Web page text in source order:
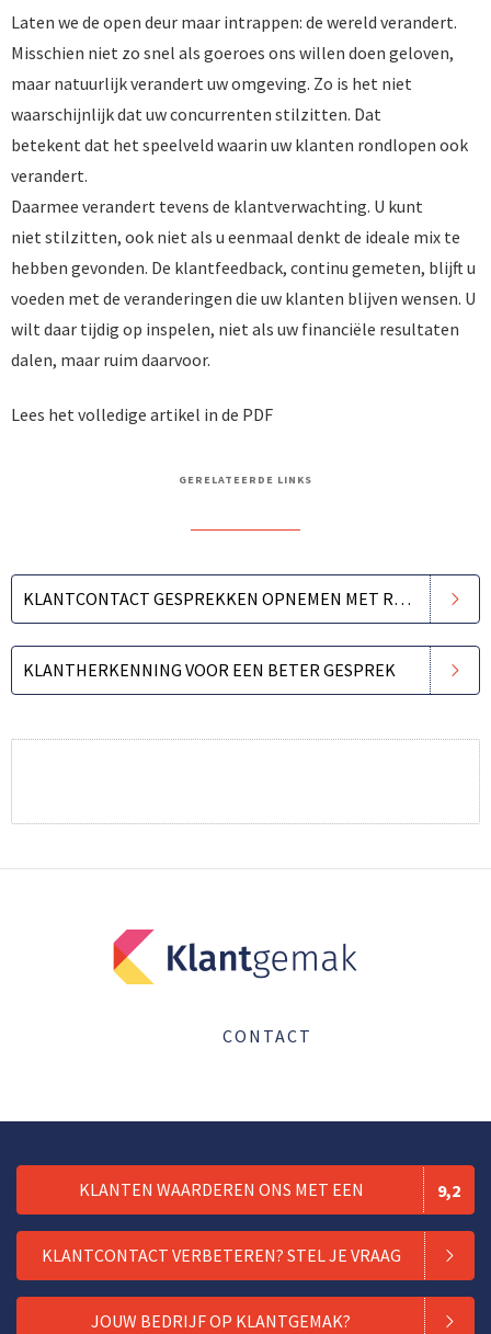
Laten we de open deur maar intrappen: de wereld verandert.
Misschien niet zo snel als goeroes ons willen doen geloven,
maar natuurlijk verandert uw omgeving. Zo is het niet
waarschijnlijk dat uw concurrenten stilzitten. Dat
betekent dat het speelveld waarin uw klanten rondlopen ook
verandert.
Daarmee verandert tevens de klantverwachting. U kunt
niet stilzitten, ook niet als u eenmaal denkt de ideale mix te
hebben gevonden. De klantfeedback, continu gemeten, blijft u
voeden met de veranderingen die uw klanten blijven wensen. U
wilt daar tijdig op inspelen, niet als uw financiële resultaten
dalen, maar ruim daarvoor.
Lees het volledige artikel in de PDF
GERELATEERDE LINKS
KLANTCONTACT GESPREKKEN OPNEMEN MET REAL-TIME SPEECH ANALYTICS
KLANTHERKENNING VOOR EEN BETER GESPREK
CONTACT
KLANTEN WAARDEREN ONS MET EEN 9,2
KLANTCONTACT VERBETEREN? STEL JE VRAAG
JOUW BEDRIJF OP KLANTGEMAK?